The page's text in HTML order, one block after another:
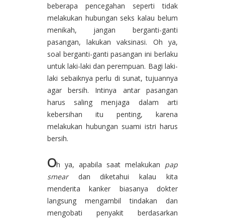
beberapa pencegahan seperti tidak
melakukan hubungan seks kalau belum
menikah, jangan berganti-ganti
pasangan, lakukan vaksinasi. Oh ya,
soal berganti-ganti pasangan ini berlaku
untuk laki-laki dan perempuan. Bagi laki-
laki sebaiknya perlu di sunat, tujuannya
agar bersih. Intinya antar pasangan
harus saling menjaga dalam arti
kebersihan itu penting, karena
melakukan hubungan suami istri harus
bersih.
Oh ya, apabila saat melakukan pap
smeardan diketahui kalau kita
menderita kanker biasanya dokter
langsung mengambil tindakan dan
mengobati penyakit berdasarkan